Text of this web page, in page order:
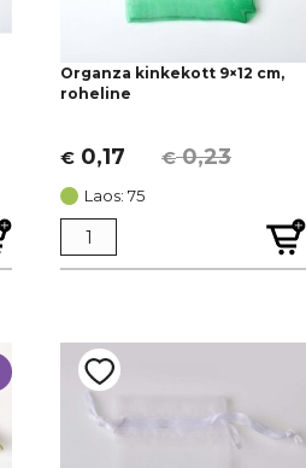
Organza kinkekott 9×12 cm,
roheline
€0,23
Algne
hind
oli:
€ 0,23.
€ 0,17
Current
price
is:
€ 0,17.
Laos: 75